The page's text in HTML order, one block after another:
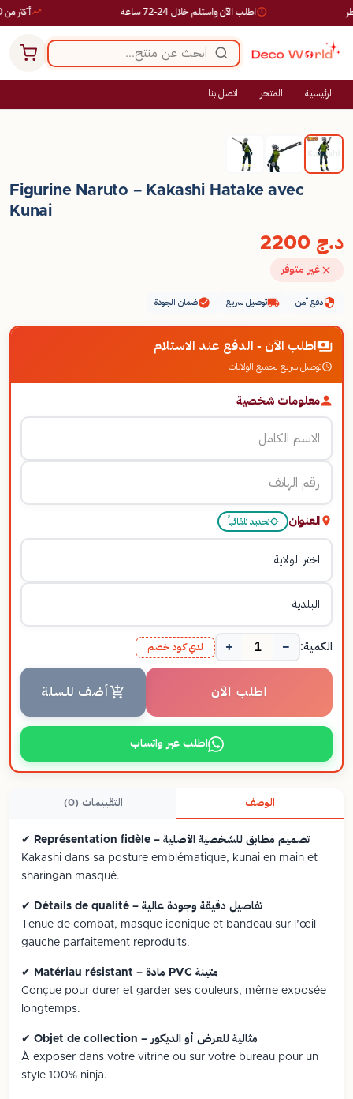
أكثر من 10,000 طلب ناجح اطلب الآن واستلم خلال 24-72 ساعة
الرئيسية المتجر اتصل بنا
Figurine Naruto – Kakashi Hatake avec
Kunai
د.ج
غير متوفر
دفع آمن توصيل سريع ضمان الجودة
اطلب الآن - الدفع عند الاستلام
توصيل سريع لجميع الولايات
معلومات شخصية
العنوان تحديد تلقائياً
الكمية: −
+ لدي كود خصم
اطلب الآن أضف للسلة
اطلب عبر واتساب
الوصف التقييمات (0)
✔
Représentation fidèle – تصميم مطابق للشخصية الأصلية
Kakashi dans sa posture emblématique, kunai en main et
sharingan masqué.
✔
Détails de qualité – تفاصيل دقيقة وجودة عالية
Tenue de combat, masque iconique et bandeau sur l’œil
gauche parfaitement reproduits.
✔
Matériau résistant – مادة PVC متينة
Conçue pour durer et garder ses couleurs, même exposée
longtemps.
✔
Objet de collection – مثالية للعرض أو الديكور
À exposer dans votre vitrine ou sur votre bureau pour un
style 100% ninja.